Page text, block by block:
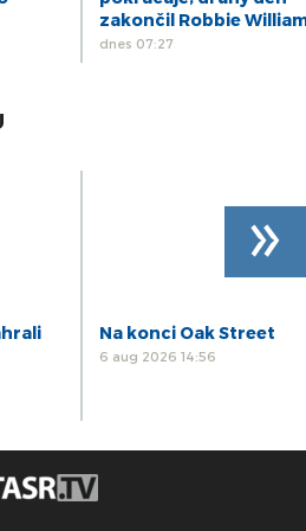
zakončil Robbie
dnes 07:27
Na konci Oak Street
6 aug 2026 14:56
»